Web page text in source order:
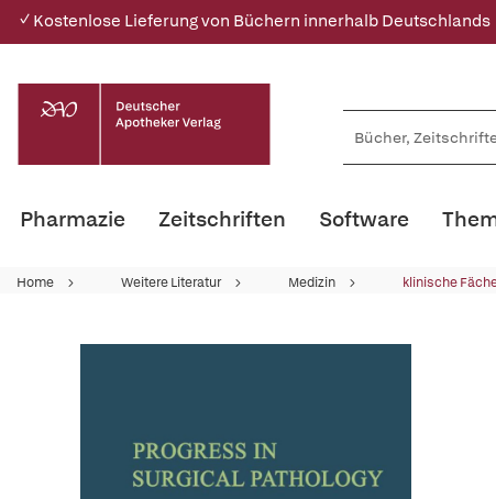
✓ Kostenlose Lieferung von Büchern innerhalb Deutschlands
Pharmazie Zeitschriften Software
Home Weitere Literatur Medizin klinische